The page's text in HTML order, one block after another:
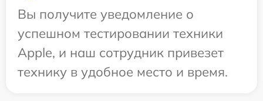
Вы получите уведомление о
успешном тестировании техники
Apple, и наш сотрудник привезет
технику в удобное место и время.